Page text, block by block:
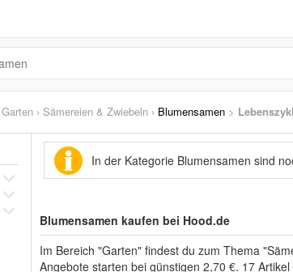
Garten › Sämereien & Zwiebeln › Blumensamen >
In der Kategorie Blumensamen sind
Blumensamen kaufen bei Hood.de
Im Bereich "Garten" findest du zum Thema
Angebote starten bei günstigen 2,70 €. 17